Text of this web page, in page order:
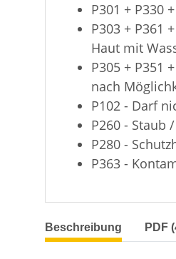
P301 + P330
P303 + P361
Haut mit
P305 + P351
nach
P102 - Darf
P260 - Staub
P280 -
P363 -
weitere Registerkarten
Beschreibung PDF